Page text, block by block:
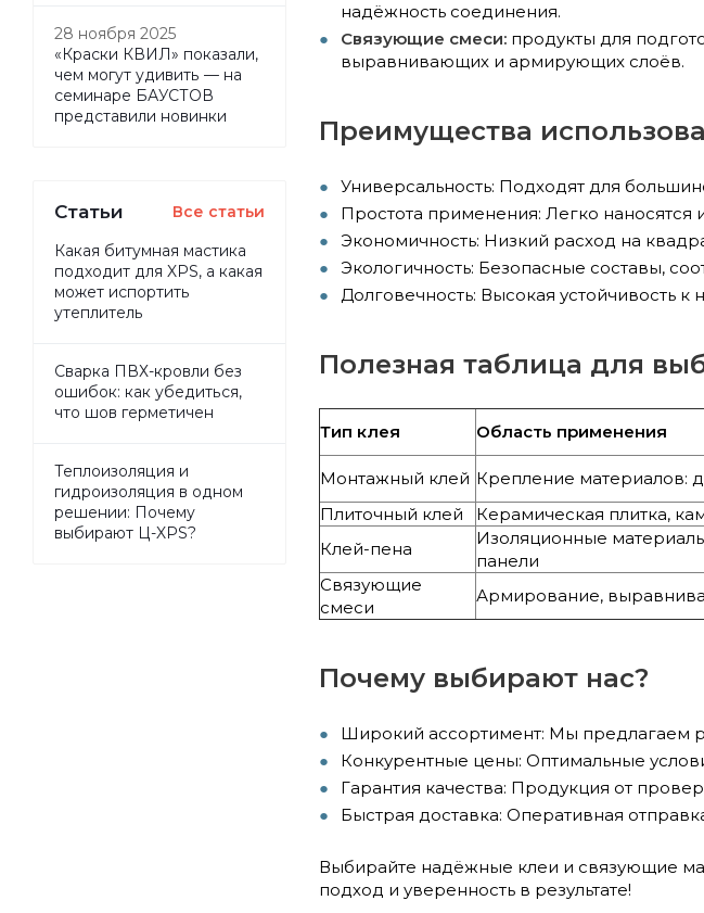
надёжность соединения.
Связующие смеси: продукты для
выравнивающих и армирующих слоёв.
Преимущества
Универсальность: Подходят для
Простота применения: Легко
Экономичность: Низкий расход на
Экологичность: Безопасные составы,
Долговечность: Высокая устойчивость
Полезная таблица для
Тип клея Область применения
Монтажный клей Крепление материалов:
Плиточный клей
Керамическая плитка,
Клей-пена
Изоляционные
панели
Связующие
смеси
Армирование,
Почему выбирают нас?
Широкий ассортимент: Мы предлагаем
Конкурентные цены: Оптимальные
Гарантия качества: Продукция от
Быстрая доставка: Оперативная
Выбирайте надёжные клеи и связующие
подход и уверенность в результате!
28 ноября 2025
«Краски КВИЛ» показали,
чем могут удивить — на
семинаре БАУСТОВ
представили новинки
Статьи Все статьи
Какая битумная мастика
подходит для XPS, а какая
может испортить
утеплитель
Сварка ПВХ-кровли без
ошибок: как убедиться,
что шов герметичен
Теплоизоляция и
гидроизоляция в одном
решении: Почему
выбирают Ц-XPS?